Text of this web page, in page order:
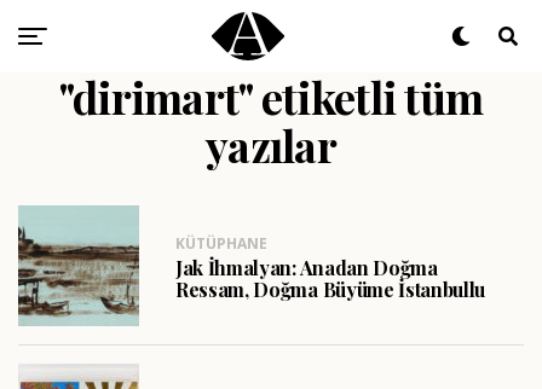
"dirimart" etiketli tüm
yazılar
KÜTÜPHANE
Jak İhmalyan: Anadan Doğma
Ressam, Doğma Büyüme İstanbullu